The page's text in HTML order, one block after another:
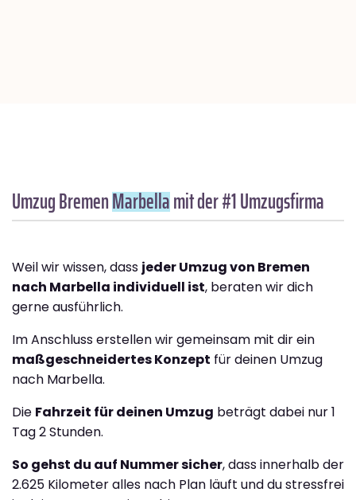
Umzug BremenMarbellamit der #1 Umzugsfirma
Weil wir wissen, dass jeder Umzug von Bremen
nach Marbella individuell ist, beraten wir dich
gerne ausführlich.
Im Anschluss erstellen wir gemeinsam mit dir ein
maßgeschneidertes Konzept für deinen Umzug
nach Marbella.
Die Fahrzeit für deinen Umzug beträgt dabei nur 1
Tag 2 Stunden.
So gehst du auf Nummer sicher, dass innerhalb der
2.625 Kilometer alles nach Plan läuft und du stressfrei